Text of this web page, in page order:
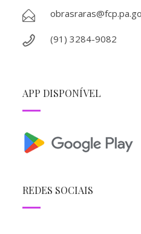
(91) 3284-9082
APP DISPONÍVEL
REDES SOCIAIS